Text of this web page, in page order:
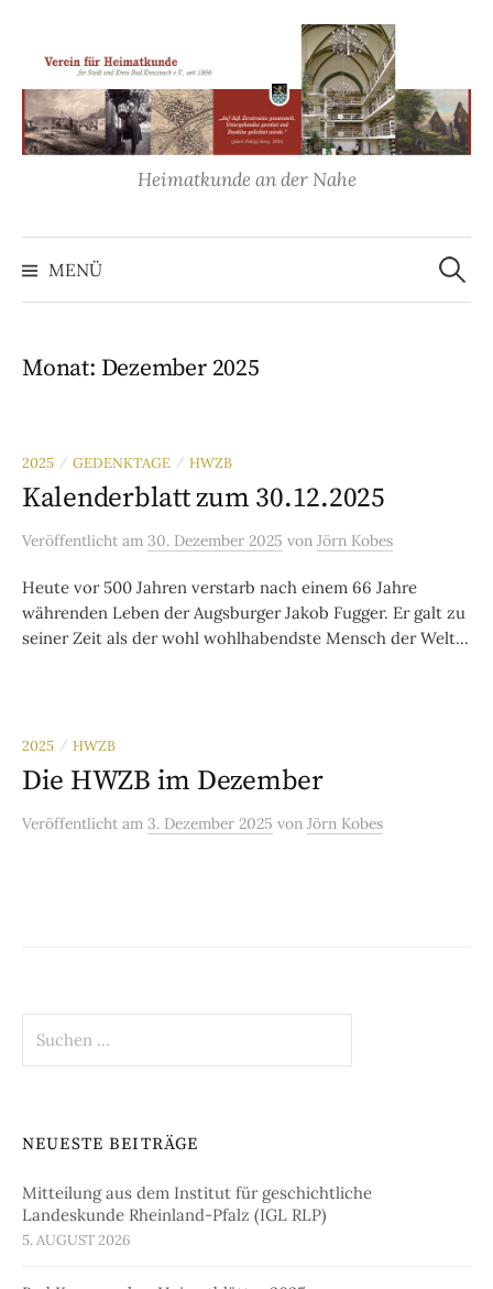
Inhalt
Heimatkunde an der Nahe
MENÜ
Suchen
nach:
Monat: Dezember 2025
2025 / GEDENKTAGE / HWZB
Kalenderblatt zum 30.12.2025
Veröffentlicht am 30. Dezember 2025 von Jörn Kobes
Heute vor 500 Jahren verstarb nach einem 66 Jahre
währenden Leben der Augsburger Jakob Fugger. Er galt zu
seiner Zeit als der wohl wohlhabendste Mensch der Welt...
2025 / HWZB
Die HWZB im Dezember
Veröffentlicht am 3. Dezember 2025 von Jörn Kobes
nach:
NEUESTE BEITRÄGE
Mitteilung aus dem Institut für geschichtliche
Landeskunde Rheinland-Pfalz (IGL RLP)
5. AUGUST 2026